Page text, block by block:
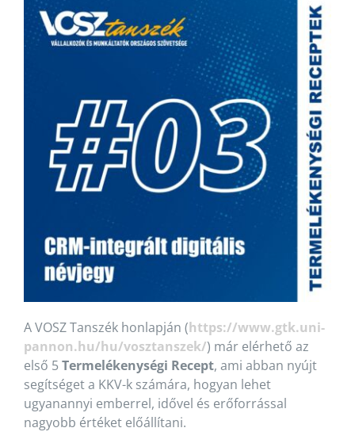
A VOSZ Tanszék honlapján (https://www.gtk.uni-
pannon.hu/hu/vosztanszek/) már elérhető az
első 5Termelékenységi Recept, ami abban nyújt
segítséget a KKV-k számára, hogyan lehet
ugyanannyi emberrel, idővel és erőforrással
nagyobb értéket előállítani.